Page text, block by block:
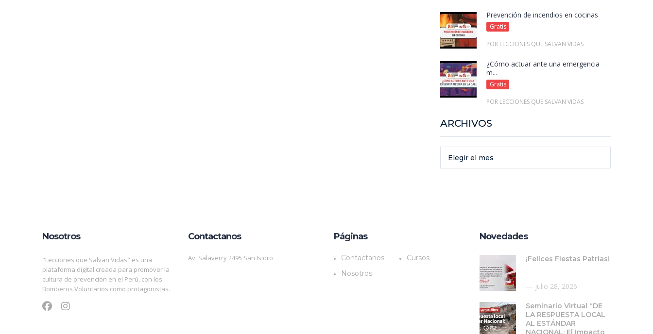
Prevención de incendios en cocinas
Gratis
POR LECCIONES QUE SALVAN VIDAS
¿Cómo actuar ante una emergencia
m...
Gratis
POR LECCIONES QUE SALVAN VIDAS
ARCHIVOS
Elegir el mes
Nosotros
"Lecciones que Salvan Vidas" es una
plataforma digital creada para promover la
cultura de prevención en el Perú, con los
Bomberos Voluntarios como protagonistas.
Contactanos
Av. Salaverry 2495 San Isidro
Páginas
Contactanos
Cursos
Nosotros
Novedades
¡Felíces Fiestas Patrias!
julio 28, 2026
Seminario Virtual “DE
LA RESPUESTA LOCAL
AL ESTÁNDAR
NACIONAL: El Impacto